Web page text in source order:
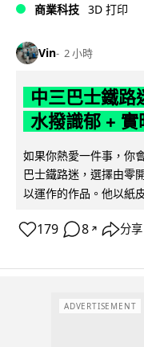
商業科技 3D 打印
Vin 2 小時
中三巴士鐵路
水撥識郁 + 實
如果你熱愛一件事，你
巴士鐵路迷，選擇由零
以運作的作品。他以紙
179 8 ↗ 分享
ADVERTISEMENT